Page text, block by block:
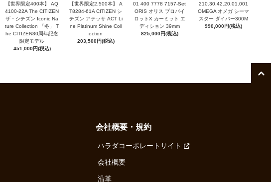
【世界限定400本】 AQ
4100-22A The CITIZEN
ザ・シチズン Iconic Na
ture Collection 「冬」 T
he CITIZEN30周年記念
限定モデル
451,000円(税込)
【世界限定2,500本】 A
T8284-61A CITIZEN シ
チズン アテッサ ACT Li
ne Platinum Shine Coll
ection
203,500円(税込)
01 400 7778 7157-Set
ORIS オリス プロパイ
ロットX カーミット エ
ディション 39mm
825,000円(税込)
210.30.42.20.01.001
OMEGA オメガ シーマ
スター ダイバー300M
990,000円(税込)
会社概要・規約
ハラダコーポレートサイト
会社概要
沿革